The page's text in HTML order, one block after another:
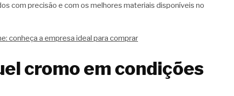
com precisão e com os melhores materiais disponíveis no
conheça a empresa ideal para comprar
cromo em condições